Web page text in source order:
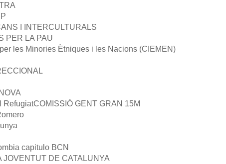
I INTERCULTURALS
PER LA PAU
les Minories Ètniques i les Nacions (CIEMEN)
GENT GRAN 15M
capitulo BCN
JOVENTUT DE CATALUNYA